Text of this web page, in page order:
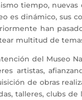
tiempo,
es dinámico, sus
han
multitud de
del Museo
artistas,
de obras
talleres, clubs